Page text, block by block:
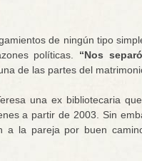
de ningún tipo
políticas. “Nos
de las partes del
una ex bibliotecaria
a partir de 2003. Sin
a la pareja por buen